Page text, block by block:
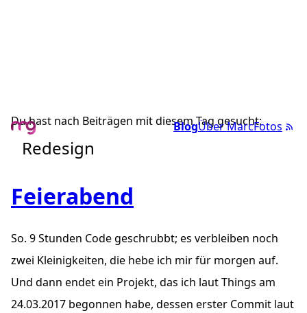
BlogÜber MarcFotos
Du hast nach Beiträgen mit diesem Tag gesucht:
Redesign
Feierabend
So. 9 Stunden Code geschrubbt; es verbleiben noch
zwei Kleinigkeiten, die hebe ich mir für morgen auf.
Und dann endet ein Projekt, das ich laut Things am
24.03.2017 begonnen habe, dessen erster Commit laut